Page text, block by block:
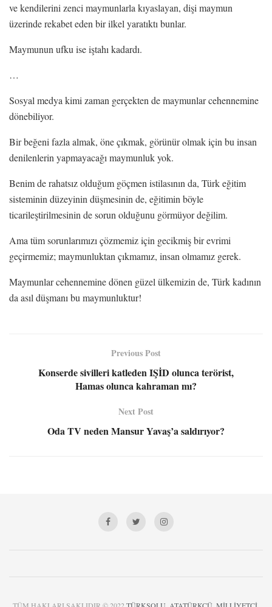
ve kendilerini zenci maymunlarla kıyaslayan, dişi maymun
üzerinde rekabet eden bir ilkel yaratıktı bunlar.
Maymunun ufku ise iştahı kadardı.
…
Sosyal medya kimi zaman gerçekten de maymunlar cehennemine
dönebiliyor.
Bir beğeni fazla almak, öne çıkmak, görünür olmak için bu insan
denilenlerin yapmayacağı maymunluk yok.
Benim de rahatsız olduğum göçmen istilasının da, Türk eğitim
sisteminin düzeyinin düşmesinin de, eğitimin böyle
ticarileştirilmesinin de sorun olduğunu görmüyor değilim.
Ama tüm sorunlarımızı çözmemiz için gecikmiş bir evrimi
geçirmemiz; maymunluktan çıkmamız, insan olmamız gerek.
Maymunlar cehennemine dönen güzel ülkemizin de, Türk kadının
da asıl düşmanı bu maymunluktur!
Previous Post
Konserde sivilleri katleden IŞİD olunca terörist,
Hamas olunca kahraman mı?
Next Post
Oda TV neden Mansur Yavaş’a saldırıyor?
TÜM HAKLARI SAKLIDIR © 2022 TÜRKSOLU, ATATÜRKÇÜ, MİLLİYETÇİ,